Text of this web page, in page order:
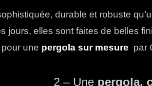
durable et robuste
jours, elles sont faites de belles
une pergola sur mesure par
2 –Unepergola,